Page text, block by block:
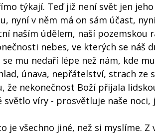
týkají. Teď již není svět jen
nyní v něm má on sám účast,
naším údělem, naší pozemskou
nebes, ve kterých se náš
mu nedaří lépe než nám, kde
únava, nepřátelství, strach ze
že nekonečnost Boží přijala
víry - prosvětluje naše noci,
je všechno jiné, než si myslíme.